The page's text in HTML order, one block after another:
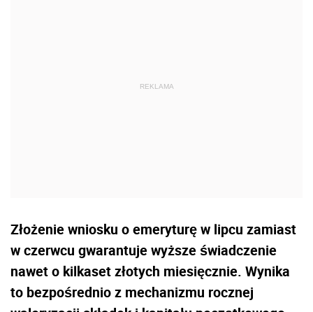
Złożenie wniosku o emeryturę w lipcu zamiast
w czerwcu gwarantuje wyższe świadczenie
nawet o kilkaset złotych miesięcznie. Wynika
to bezpośrednio z mechanizmu rocznej